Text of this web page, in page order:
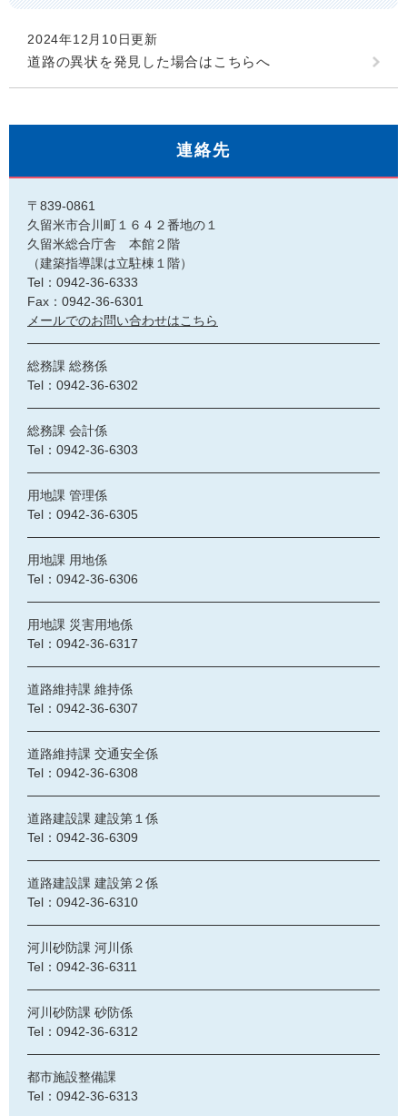
2024年12月10日更新
道路の異状を発見した場合はこちらへ
連絡先
〒839-0861
久留米市合川町１６４２番地の１
久留米総合庁舎 本館２階
（建築指導課は立駐棟１階）
Tel：0942-36-6333
Fax：0942-36-6301
メールでのお問い合わせはこちら
総務課 総務係
Tel：0942-36-6302
総務課 会計係
Tel：0942-36-6303
用地課 管理係
Tel：0942-36-6305
用地課 用地係
Tel：0942-36-6306
用地課 災害用地係
Tel：0942-36-6317
道路維持課 維持係
Tel：0942-36-6307
道路維持課 交通安全係
Tel：0942-36-6308
道路建設課 建設第１係
Tel：0942-36-6309
道路建設課 建設第２係
Tel：0942-36-6310
河川砂防課 河川係
Tel：0942-36-6311
河川砂防課 砂防係
Tel：0942-36-6312
都市施設整備課
Tel：0942-36-6313